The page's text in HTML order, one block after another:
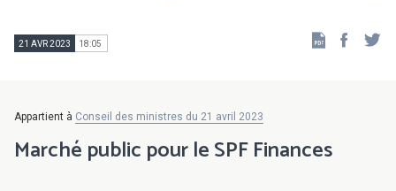
21 AVR 2023 18:05
Appartient à Conseil des ministres du 21 avril 2023
Marché public pour le SPF Finances